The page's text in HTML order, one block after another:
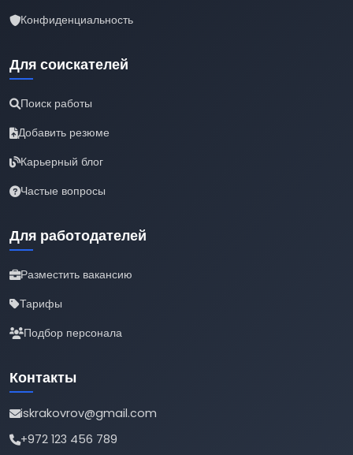
Конфиденциальность
Для соискателей
Поиск работы
Добавить резюме
Карьерный блог
Частые вопросы
Для работодателей
Разместить вакансию
Тарифы
Подбор персонала
Контакты
iskrakovrov@gmail.com
+972 123 456 789